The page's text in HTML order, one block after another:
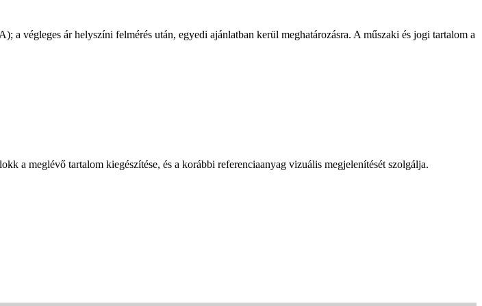
végleges ár helyszíni felmérés után, egyedi ajánlatban kerül meghatározásra. A műszaki és jogi tartalom a
a meglévő tartalom kiegészítése, és a korábbi referenciaanyag vizuális megjelenítését szolgálja.